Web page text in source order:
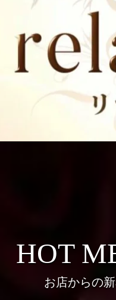
HOT
お店からの